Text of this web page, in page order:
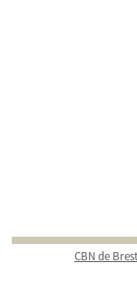
CBN de Brest